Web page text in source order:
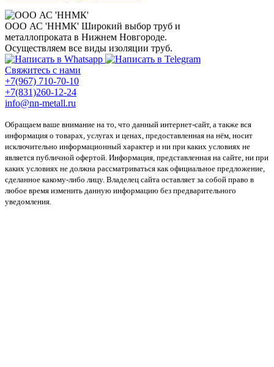
ООО АС 'ННМК' Широкий выбор труб и
металлопроката в Нижнем Новгороде.
Осуществляем все виды изоляции труб.
Свяжитесь с нами
+7(967) 710-70-10
+7(831)260-12-24
info@nn-metall.ru
Обращаем ваше внимание на то, что данный интернет-сайт, а также вся
информация о товарах, услугах и ценах, предоставленная на нём, носит
исключительно информационный характер и ни при каких условиях не
является публичной офертой. Информация, представленная на сайте, ни при
каких условиях не должна рассматриваться как официальное предложение,
сделанное какому-либо лицу. Владелец сайта оставляет за собой право в
любое время изменить данную информацию без предварительного
уведомления.